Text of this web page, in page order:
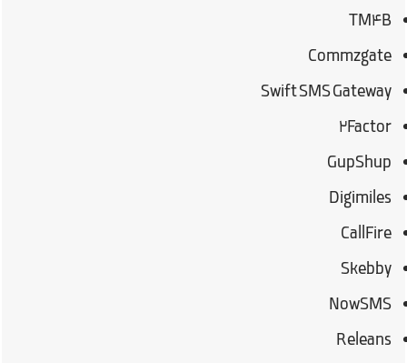
TM4B
Commzgate
Swift SMS Gateway
۲Factor
GupShup
Digimiles
CallFire
Skebby
NowSMS
Releans